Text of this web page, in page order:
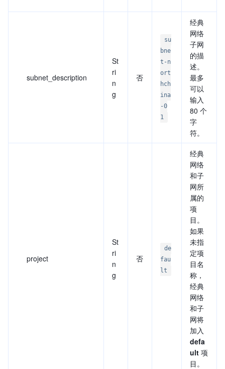
subnet_description
St
ri
n
g
否
su
bne
t-n
ort
hch
ina
-0
1
经典
网络
子网
的描
述。
最多
可以
输入
80 个
字
符。
project
St
ri
n
g
否
de
fau
lt
经典
网络
和子
网所
属的
项
目。
如果
未指
定项
目名
称，
经典
网络
和子
网将
加入
defa
ult 项
目。